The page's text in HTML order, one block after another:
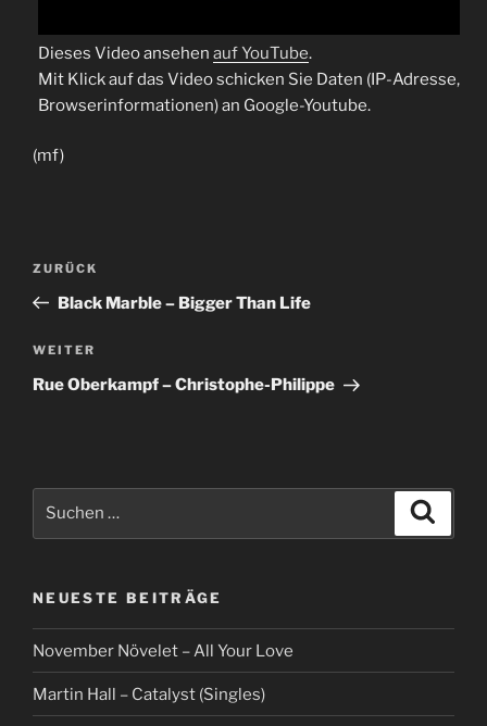
Dieses Video ansehen auf YouTube.
Mit Klick auf das Video schicken Sie Daten (IP-Adresse,
Browserinformationen) an Google-Youtube.
(mf)
Beitragsnavigation
Vorheriger
Beitrag
ZURÜCK
Black Marble – Bigger Than Life
Nächster
Beitrag
WEITER
Rue Oberkampf – Christophe-Philippe
NEUESTE BEITRÄGE
November Növelet – All Your Love
Martin Hall – Catalyst (Singles)